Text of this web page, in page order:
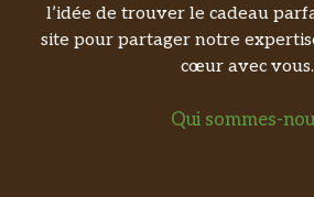
l’idée de trouver le cadeau
site pour partager notre
cœur avec vous.
Qui sommes-